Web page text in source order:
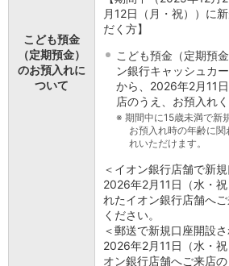
長野県
東海／近畿
岐阜県
こども預金
（定期預金）
のお預入れに
ついて
月12日（月・祝））に
だく方】
こども預金（定期預
ン銀行キャッシュカ
から、2026年2月11
店のうえ、お預入れく
※ 期間中に15歳未満で新
お預入れ時の年齢に
れいただけます。
＜イオン銀行店舗で新
2026年2月11日（水・
れたイオン銀行店舗へ
ください。
＜郵送で新規口座開設
2026年2月11日（水・
オン銀行店舗へご来店